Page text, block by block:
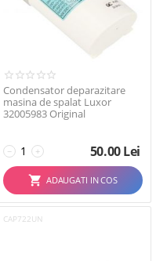
Condensator deparazitare
masina de spalat Luxor
32005983 Original
+
− 50.00Lei
ADAUGATI IN COS
CAP722UN